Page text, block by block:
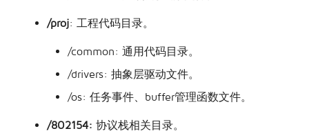
/proj: 工程代码目录。
/common: 通用代码目录。
/drivers: 抽象层驱动文件。
/os: 任务事件、buffer管理函数文件。
/802154: 协议栈相关目录。